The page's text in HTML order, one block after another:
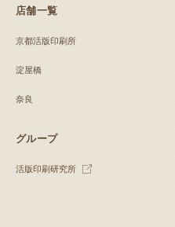
店舗一覧
京都活版印刷所
淀屋橋
奈良
グループ
活版印刷研究所